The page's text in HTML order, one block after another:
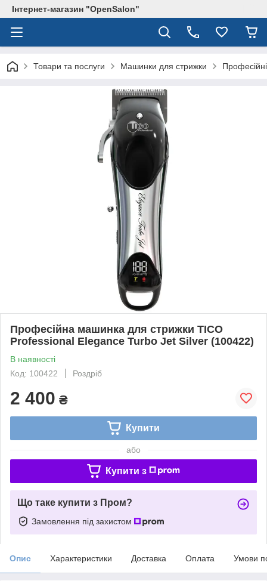
Інтернет-магазин "OpenSalon"
Товари та послуги Машинки для стрижки
Професійна машинка для стрижки TICO
Professional Elegance Turbo Jet Silver (100422)
В наявності
Код: 100422
Роздріб
2 400 ₴
Купити
або
Купити з
Що таке купити з Пром?
Замовлення під захистом
Опис Характеристики Доставка Оплата Умови